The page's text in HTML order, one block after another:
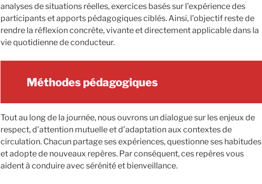
analyses de situations réelles, exercices basés sur l’expérience des
participants et apports pédagogiques ciblés. Ainsi, l’objectif reste de
rendre la réflexion concrète, vivante et directement applicable dans la
vie quotidienne de conducteur.
Méthodes pédagogiques
Tout au long de la journée, nous ouvrons un dialogue sur les enjeux de
respect, d’attention mutuelle et d’adaptation aux contextes de
circulation. Chacun partage ses expériences, questionne ses habitudes
et adopte de nouveaux repères. Par conséquent, ces repères vous
aident à conduire avec sérénité et bienveillance.